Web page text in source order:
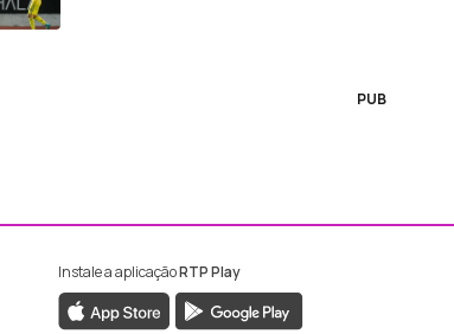
PUB
RTP Madeira
da RTP Madeira
Instale a aplicaçãoRTP Play